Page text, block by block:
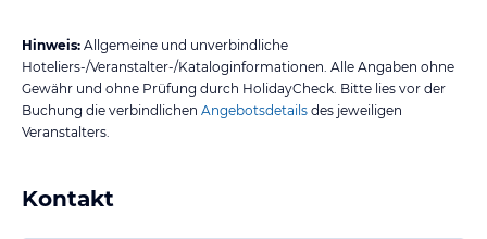
Hinweis: Allgemeine und unverbindliche
Hoteliers-/Veranstalter-/Kataloginformationen. Alle Angaben ohne
Gewähr und ohne Prüfung durch HolidayCheck. Bitte lies vor der
Buchung die verbindlichen Angebotsdetails des jeweiligen
Veranstalters.
Kontakt